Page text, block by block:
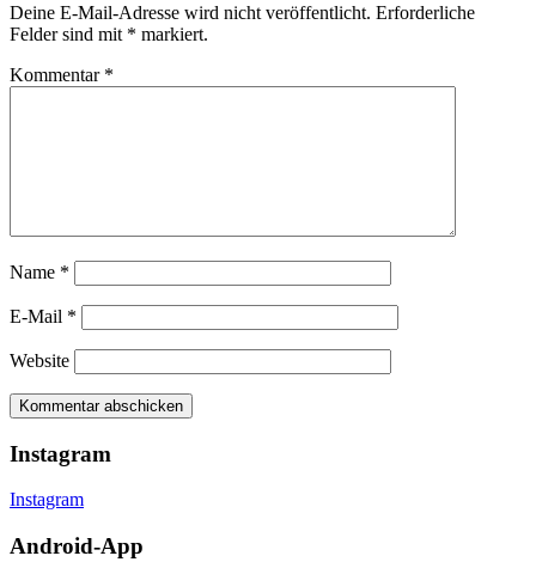
Deine E-Mail-Adresse wird nicht veröffentlicht. Erforderliche
Felder sind mit * markiert.
Kommentar *
Name *
E-Mail *
Website
Instagram
Instagram
Android-App